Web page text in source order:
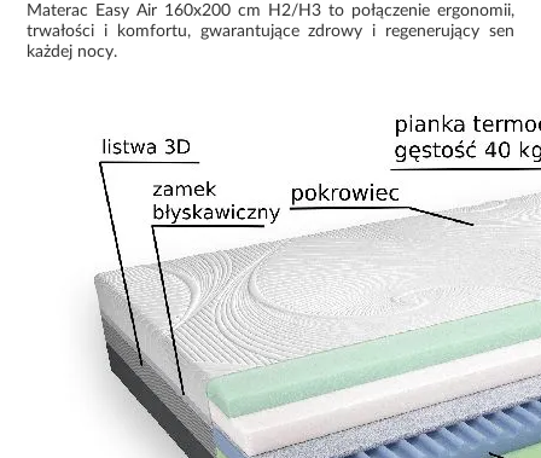
Materac Easy Air 160x200 cm H2/H3 to połączenie ergonomii,
trwałości i komfortu, gwarantujące zdrowy i regenerujący sen
każdej nocy.